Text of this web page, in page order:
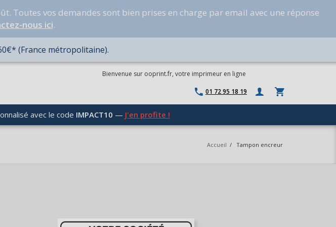
vos demandes sont bien prises en charge par email avec une réponse
nous ici.
(France métropolitaine).
Bienvenue sur ooprint.fr, votre imprimeur en ligne
01 72 95 18 19
avec le code IMPACT10 — J'en profite !
Accueil / Tampon encreur